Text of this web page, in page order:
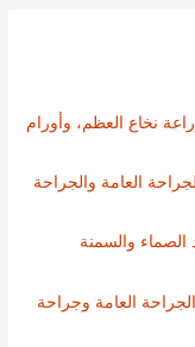
نخاع العظم، وأورام
العامة والجراحة
الصماء والسمنة
العامة وجراحة